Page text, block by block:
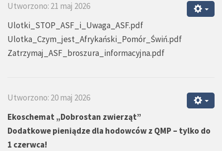
Utworzono: 21 maj 2026
Ulotki_STOP_ASF_i_Uwaga_ASF.pdf
Ulotka_Czym_jest_Afrykański_Pomór_Świń.pdf
Zatrzymaj_ASF_broszura_informacyjna.pdf
Utworzono: 20 maj 2026
Ekoschemat „Dobrostan zwierząt”
Dodatkowe pieniądze dla hodowców z QMP – tylko do
1 czerwca!